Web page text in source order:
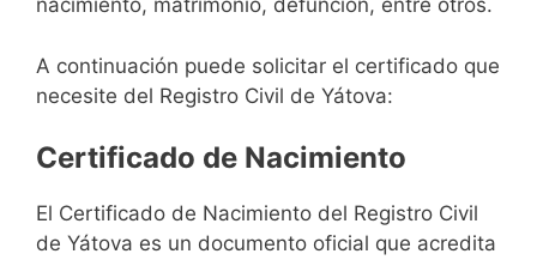
nacimiento, matrimonio, defunción, entre otros.
A continuación puede solicitar el certificado que
necesite del Registro Civil de Yátova:
Certificado de Nacimiento
El Certificado de Nacimiento del Registro Civil
de Yátova es un documento oficial que acredita